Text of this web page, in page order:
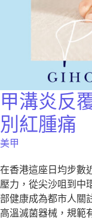
甲溝炎反
別紅腫痛
美甲
在香港這座日均步數
壓力，從尖沙咀到中
部健康成為都市人關
高溫滅菌器械，規範